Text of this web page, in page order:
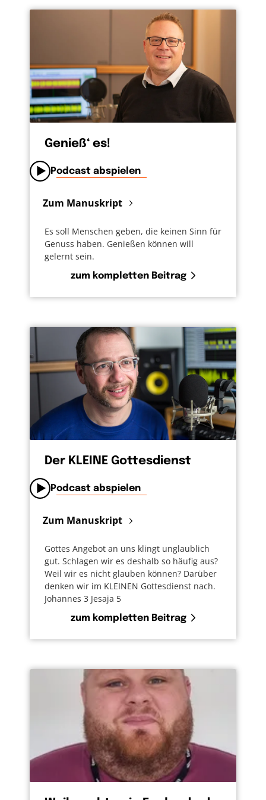
auf diesen Social Media Plattformen.
Berühmtseinwollen. Wenn das der Wunsch
ist, dann hat das meist mit mangelndem
Selbstwert zu tun. Berühmtsein macht
wertvoll. Aber das stimmt nicht. Ich, du, jeder
ist wertvoll, weil jeder ein von Gott geliebter
Mensch ist. Von Gott gewollt. Von Gott
wertgeschätzt. Und von Gott begabt. Und
manche Begabung macht dann auch
tatsächlich berühmt. Ob Fluch oder Segen,
das sei dahingestellt.
Genieß‘ es!
Podcast abspielen
Zum Manuskript
Es soll Menschen geben, die keinen Sinn für
Genuss haben. Genießen können will
gelernt sein.
zum kompletten Beitrag
Der KLEINE Gottesdienst
Podcast abspielen
Zum Manuskript
Gottes Angebot an uns klingt unglaublich
gut. Schlagen wir es deshalb so häufig aus?
Weil wir es nicht glauben können? Darüber
denken wir im KLEINEN Gottesdienst nach.
Johannes 3 Jesaja 5
zum kompletten Beitrag